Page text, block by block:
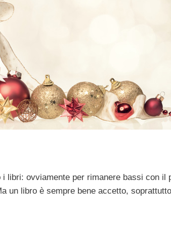
i libri: ovviamente per rimanere bassi con il
un libro è sempre bene accetto,